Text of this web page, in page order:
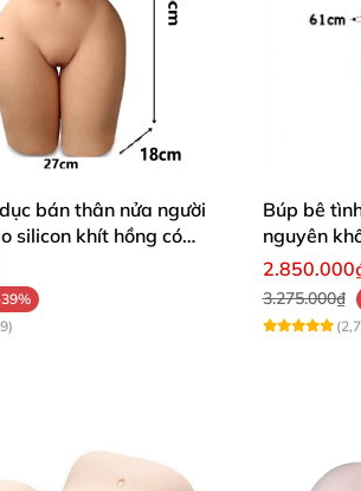
bán thân nửa người
silicon khít hồng có
Búp bê
nguyên
3.275.000₫